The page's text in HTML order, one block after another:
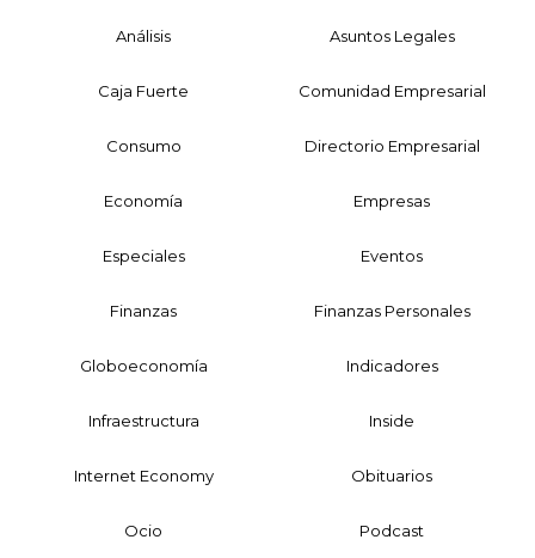
Análisis Asuntos Legales
Caja Fuerte Comunidad Empresarial
Consumo Directorio Empresarial
Economía Empresas
Especiales Eventos
Finanzas Finanzas Personales
Globoeconomía Indicadores
Infraestructura Inside
Internet Economy Obituarios
Ocio Podcast